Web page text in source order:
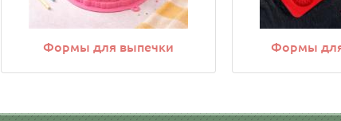
Формы для выпечки Формы